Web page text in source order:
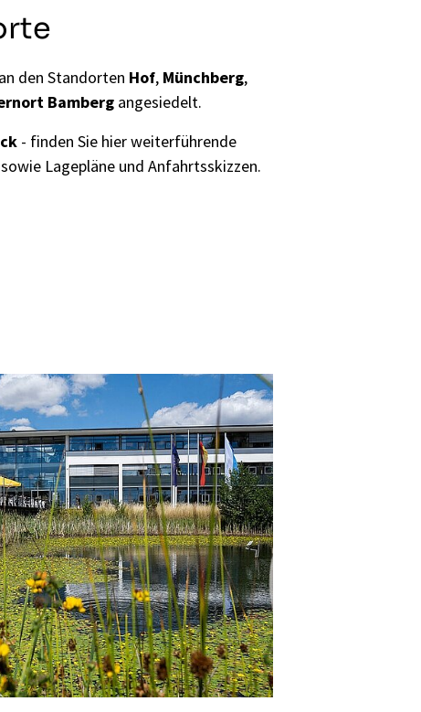
den Standorten Hof, Münchberg,
Bamberg angesiedelt.
- finden Sie hier weiterführende
Lagepläne und Anfahrtsskizzen.